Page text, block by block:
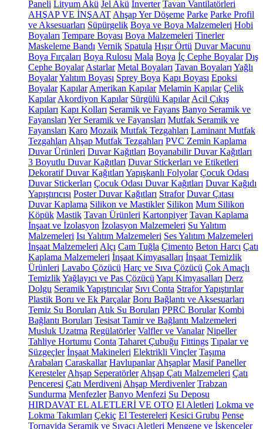
Paneli Lityum Akü Jel Akü İnverter Tavan Vantilatörleri
AHŞAP VE İNŞAAT Ahşap Yer Döşeme Parke Parke Profil
ve Aksesuarları Süpürgelik Boya ve Boya Malzemeleri Hobi
Boyaları Tempare Boyası Boya Malzemeleri Tinerler
Maskeleme Bandı Vernik Spatula Hışır Örtü Duvar Macunu
Boya Fırçaları Boya Rulosu Mala Boya İç Cephe Boyalar Dış
Cephe Boyalar Astarlar Metal Boyaları Tavan Boyaları Yağlı
BoyalarYalıtım Boyası Sprey Boya Kapı Boyası Epoksi
Boyalar Kapılar Amerikan Kapılar Melamin Kapılar Çelik
Kapılar Akordiyon Kapılar Sürgülü Kapılar Acil Çıkış
Kapıları Kapı Kolları Seramik ve Fayans Banyo Seramik ve
Fayansları Yer Seramik ve Fayansları Mutfak Seramik ve
Fayansları Karo Mozaik Mutfak Tezgahları Laminant Mutfak
Tezgahları Ahşap Mutfak Tezgahları PVC Zemin Kaplama
Duvar Ürünleri Duvar Kağıtları Boyanabilir Duvar Kağıtları
3 Boyutlu Duvar Kağıtları Duvar Stickerları ve Etiketleri
Dekoratif Duvar Kağıtları Yapışkanlı Folyolar Çocuk Odası
Duvar Stickerları Çocuk Odası Duvar Kağıtları Duvar Kağıdı
Yapıştırıcısı Poster Duvar Kağıtları Strafor Duvar Çıtası
Duvar Kaplama Silikon ve Mastikler Silikon Mum Silikon
Köpük Mastik Tavan Ürünleri Kartonpiyer Tavan Kaplama
İnşaat ve İzolasyon İzolasyon Malzemeleri Su Yalıtım
Malzemeleri Isı Yalıtım Malzemeleri Ses Yalıtım Malzemeleri
İnşaat Malzemeleri Alçı Cam Tuğla Çimento Beton Harcı Çatı
Kaplama Malzemeleri İnşaat Kimyasalları İnşaat Temizlik
Ürünleri Lavabo Çözücü Harç ve Sıva Çözücü Çok Amaçlı
TemizlikYağlayıcı ve Pas Çözücü Yapı Kimyasalları Derz
Dolgu Seramik Yapıştırıcılar Sıvı Conta Strafor Yapıştırılar
Plastik Boru ve Ek Parçalar Boru Bağlantı ve Aksesuarları
Temiz Su Boruları Atık Su Boruları PPRC Borular Kombi
Bağlantı Boruları Tesisat Tamir ve Bağlantı Malzemeleri
Musluk Uzatma Regülatörler Valfler ve Vanalar Nipeller
Tahliye Hortumu Conta Taharet Çubuğu Fittings Tıpalar ve
Süzgeçler İnşaat Makineleri Elektrikli Vinçler Taşıma
Arabaları Caraskallar Havlupanlar Ahşaplar Masif Paneller
Keresteler Ahşap Seperatörler Ahşap Çatı Malzemeleri Çatı
Penceresi Çatı Merdiveni Ahşap Merdivenler Trabzan
Sundurma Menfezler Banyo Menfezi Su Deposu
HIRDAVAT EL ALETLERİ VE OTO El Aletleri Lokma ve
Lokma Takımları Çekiç El Testereleri Kesici Grubu Pense
Tornavida Seramik ve Sıvacı Aletleri Mengene ve İşkenceler